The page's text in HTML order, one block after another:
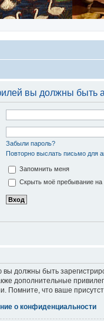
вы должны быть
Забыли пароль?
Повторно выслать письмо для
Запомнить меня
Скрыть моё пребывание на
должны быть
дополнительные
Помните, что ваше
о конфиденциальности